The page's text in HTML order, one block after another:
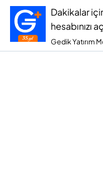
Dakikalar
hesabınızı
Gedik Yatırım